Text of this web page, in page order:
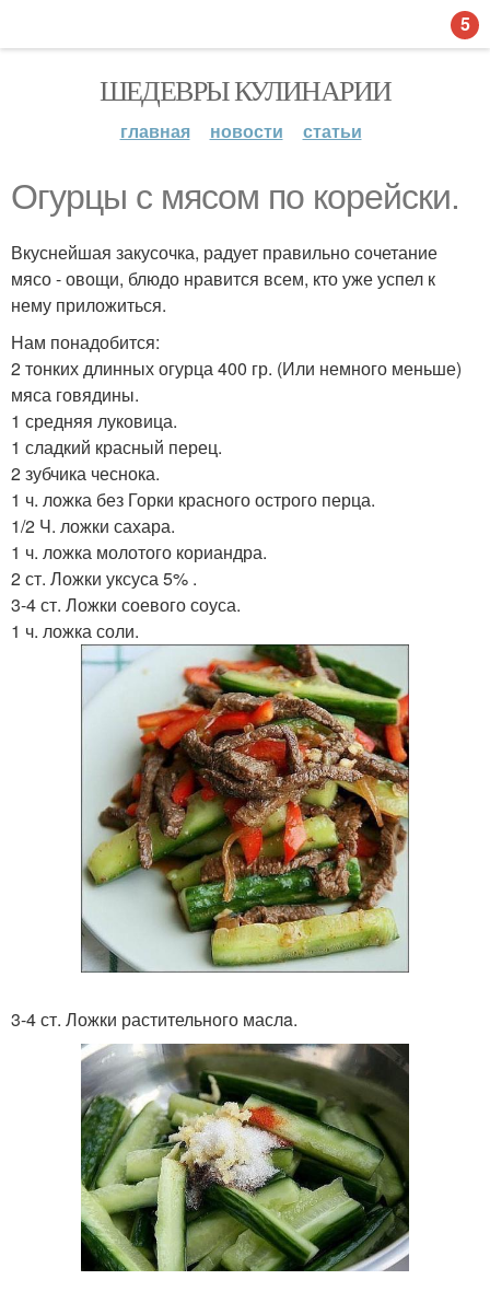
ШЕДЕВРЫ КУЛИНАРИИ
главная новости статьи
Огурцы с мясом по корейски.
Вкуснейшая закусочка, радует правильно сочетание
мясо - овощи, блюдо нравится всем, кто уже успел к
нему приложиться.
Нам понадобится:
2 тонких длинных огурца 400 гр. (Или немного меньше)
мяса говядины.
1 средняя луковица.
1 сладкий красный перец.
2 зубчика чеснока.
1 ч. ложка без Горки красного острого перца.
1/2 Ч. ложки сахара.
1 ч. ложка молотого кориандра.
2 ст. Ложки уксуса 5% .
3-4 ст. Ложки соевого соуса.
1 ч. ложка соли.
3-4 ст. Ложки растительного маслa.
5